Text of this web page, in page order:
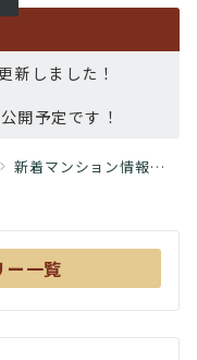
しました！
開予定です！
新着マンション情報
ー一覧